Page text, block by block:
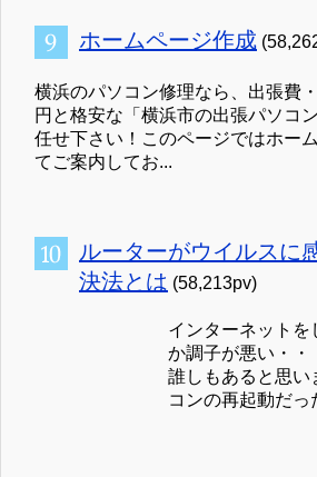
ホームページ作成
横浜のパソコン修理なら、出張費
円と格安な「横浜市の出張パソコ
任せ下さい！このページではホー
てご案内してお...
ルーターがウイルスに
決法とは (58,213pv)
インターネット
か調子が悪い・・
誰しもあると思い
コンの再起動だっ